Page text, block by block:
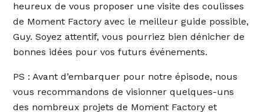
heureux de vous proposer une visite des coulisses
de Moment Factory avec le meilleur guide possible,
Guy. Soyez attentif, vous pourriez bien dénicher de
bonnes idées pour vos futurs événements.
PS : Avant d’embarquer pour notre épisode, nous
vous recommandons de visionner quelques-uns
des nombreux projets de Moment Factory et